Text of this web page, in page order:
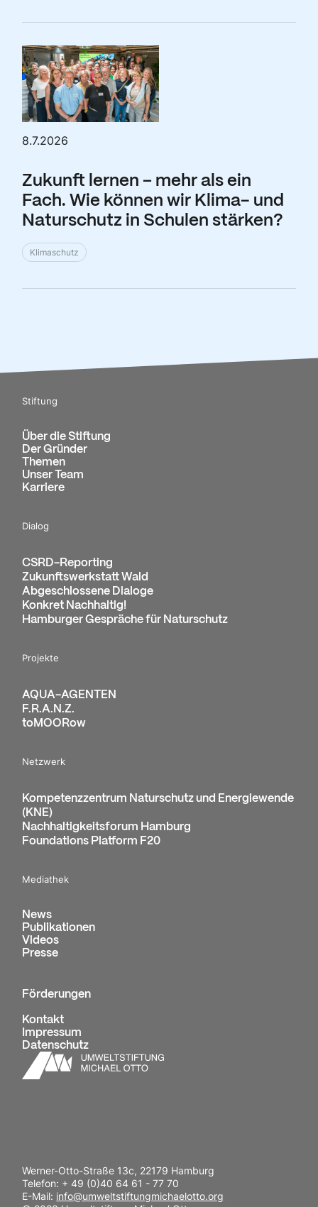
8.7.2026
Zukunft lernen – mehr als ein
Fach. Wie können wir Klima- und
Naturschutz in Schulen stärken?
Klimaschutz
Werner-Otto-Straße 13c, 22179 Hamburg
Telefon: + 49 (0)40 64 61 - 77 70
E-Mail: info@umweltstiftungmichaelotto.org
Stiftung
Über die Stiftung
Der Gründer
Themen
Unser Team
Karriere
Dialog
CSRD-Reporting
Zukunftswerkstatt Wald
Abgeschlossene Dialoge
Konkret Nachhaltig!
Hamburger Gespräche für Naturschutz
Projekte
AQUA-AGENTEN
F.R.A.N.Z.
toMOORow
Netzwerk
Kompetenzzentrum Naturschutz und Energiewende
(KNE)
Nachhaltigkeitsforum Hamburg
Foundations Platform F20
Mediathek
News
Publikationen
Videos
Presse
Förderungen
Kontakt
Impressum
Datenschutz